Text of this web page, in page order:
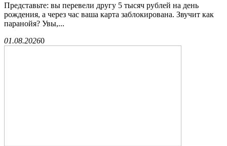
Представьте: вы перевели другу 5 тысяч рублей на день
рождения, а через час ваша карта заблокирована. Звучит как
паранойя? Увы,...
01.08.20260